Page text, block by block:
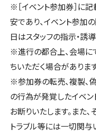
※［イベント参加券］に
安であり、イベント参加
日はスタッフの指示・誘
※進行の都合上、会場
ちいただく場合がありま
※参加券の転売、複製、
の行為が発覚したイベン
お断りいたします。また
トラブル等には一切関与